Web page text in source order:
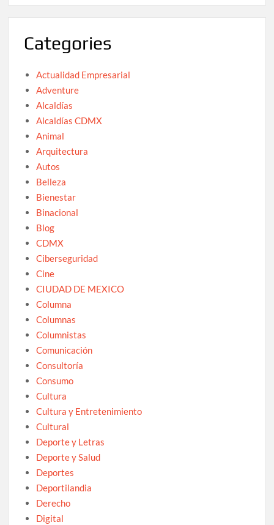
Categories
Actualidad Empresarial
Adventure
Alcaldías
Alcaldías CDMX
Animal
Arquitectura
Autos
Belleza
Bienestar
Binacional
Blog
CDMX
Ciberseguridad
Cine
CIUDAD DE MEXICO
Columna
Columnas
Columnistas
Comunicación
Consultoría
Consumo
Cultura
Cultura y Entretenimiento
Cultural
Deporte y Letras
Deporte y Salud
Deportes
Deportilandia
Derecho
Digital